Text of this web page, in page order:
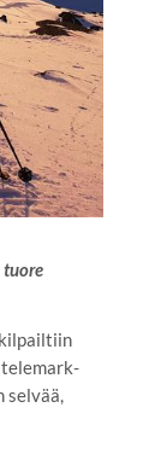
tuore
kilpailtiin
selvää,